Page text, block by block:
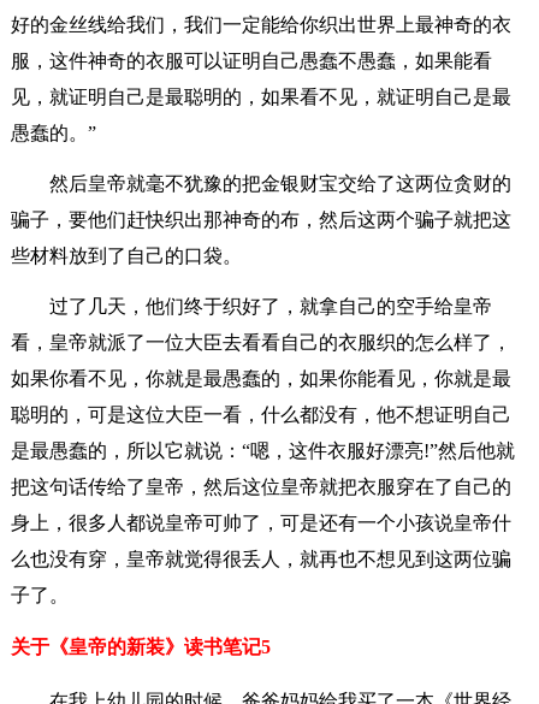
好的金丝线给我们，我们一定能给你织出世界上最神奇的衣
服，这件神奇的衣服可以证明自己愚蠢不愚蠢，如果能看
见，就证明自己是最聪明的，如果看不见，就证明自己是最
愚蠢的。”
然后皇帝就毫不犹豫的把金银财宝交给了这两位贪财的
骗子，要他们赶快织出那神奇的布，然后这两个骗子就把这
些材料放到了自己的口袋。
过了几天，他们终于织好了，就拿自己的空手给皇帝
看，皇帝就派了一位大臣去看看自己的衣服织的怎么样了，
如果你看不见，你就是最愚蠢的，如果你能看见，你就是最
聪明的，可是这位大臣一看，什么都没有，他不想证明自己
是最愚蠢的，所以它就说：“嗯，这件衣服好漂亮!”然后他就
把这句话传给了皇帝，然后这位皇帝就把衣服穿在了自己的
身上，很多人都说皇帝可帅了，可是还有一个小孩说皇帝什
么也没有穿，皇帝就觉得很丢人，就再也不想见到这两位骗
子了。
关于《皇帝的新装》读书笔记5